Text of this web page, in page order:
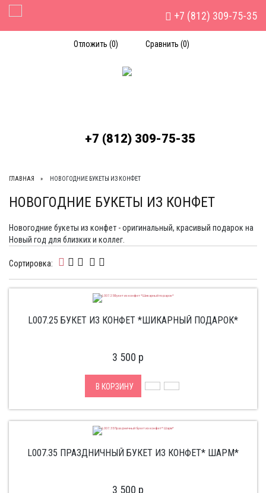
Отложить (0) Сравнить (0)
+7 (812) 309-75-35
+7 (812) 309-75-35
Toggle Navigation
ГЛАВНАЯ НОВОГОДНИЕ БУКЕТЫ ИЗ КОНФЕТ
НОВОГОДНИЕ БУКЕТЫ ИЗ КОНФЕТ
Новогодние букеты из конфет - оригинальный, красивый подарок на
Новый год для близких и коллег.
Сортировка:
L007.25 БУКЕТ ИЗ КОНФЕТ *ШИКАРНЫЙ ПОДАРОК*
3 500 p
В КОРЗИНУ
L007.35 ПРАЗДНИЧНЫЙ БУКЕТ ИЗ КОНФЕТ* ШАРМ*
3 500 p